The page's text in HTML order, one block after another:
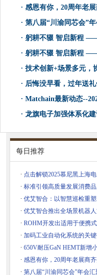
· 感恩有你，20周年老
· 第八届“川渝同芯会”
· 躬耕不辍 智启新程 —— 慕
· 躬耕不辍 智启新程 —— 慕
· 技术创新+场景多元，
· 后悔没早看，过年送
· Matchain最新动态--
· 龙旗电子加强体系化
每日推荐
· 点击解锁2025慕尼黑上海
· 标准引领高质量发展消费
· 优艾智合：以智慧巡检重
· 优艾智合推出全场景机器
· ROHM开发出适用于便携
· 加码工业自动化系统的关
· 650V耐压GaN HEMT新增
· 感恩有你，20周年老展商
· 第八届“川渝同芯会”年会